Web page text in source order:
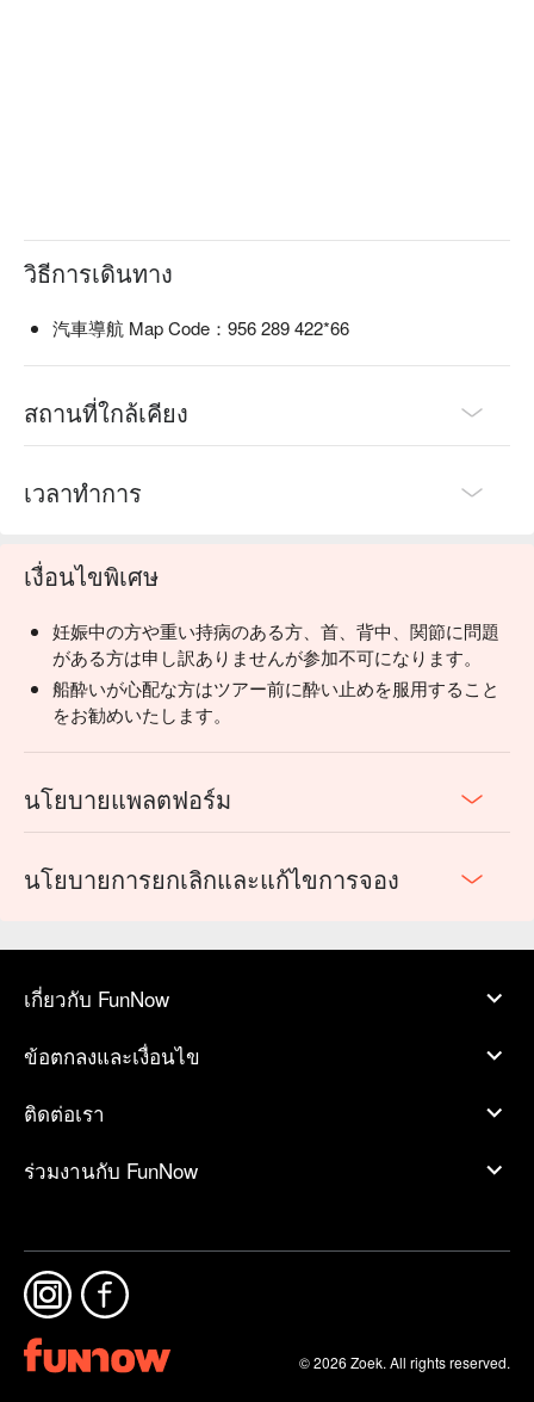
วิธีการเดินทาง
汽車導航 Map Code：956 289 422*66
สถานที่ใกล้เคียง
เวลาทำการ
เงื่อนไขพิเศษ
妊娠中の方や重い持病のある方、首、背中、関節に問題
がある方は申し訳ありませんが参加不可になります。
船酔いが心配な方はツアー前に酔い止めを服用すること
をお勧めいたします。
นโยบายแพลตฟอร์ม
นโยบายการยกเลิกและแก้ไขการจอง
เกี่ยวกับ FunNow
ข้อตกลงและเงื่อนไข
ติดต่อเรา
ร่วมงานกับ FunNow
© 2026 Zoek. All rights reserved.